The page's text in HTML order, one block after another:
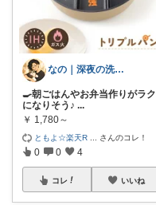
なの｜深夜の洗い物クラブ
🍳朝ごはんやお弁当作りがラク
になりそう♪ ...
￥ 1,780～
ともよ☆楽天R さんのコレ！
0 0 4
コレ いいね